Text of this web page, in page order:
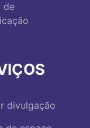
de
divulgação